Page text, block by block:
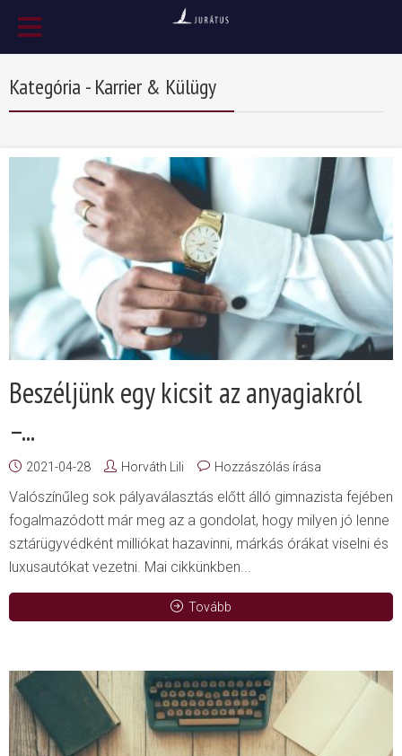
Kategória - Karrier & Külügy
Beszéljünk egy kicsit az anyagiakról
–...
2021-04-28 Horváth Lili Hozzászólás írása
Valószínűleg sok pályaválasztás előtt álló gimnazista fejében
fogalmazódott már meg az a gondolat, hogy milyen jó lenne
sztárügyvédként milliókat hazavinni, márkás órákat viselni és
luxusautókat vezetni. Mai cikkünkben...
Tovább